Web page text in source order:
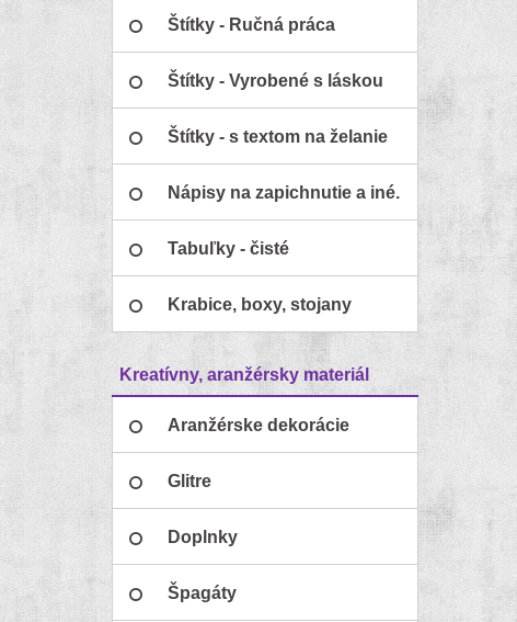
Štítky - Ručná práca
Štítky - Vyrobené s láskou
Štítky - s textom na želanie
Nápisy na zapichnutie a iné.
Tabuľky - čisté
Krabice, boxy, stojany
Kreatívny, aranžérsky materiál
Aranžérske dekorácie
Glitre
Doplnky
Špagáty